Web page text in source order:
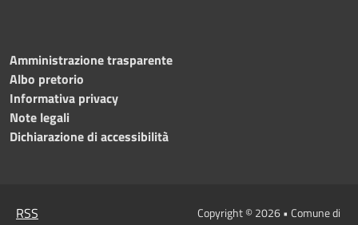
Amministrazione trasparente
Albo pretorio
Informativa privacy
Note legali
Dichiarazione di accessibilità
RSS
Copyright © 2026 • Comune di